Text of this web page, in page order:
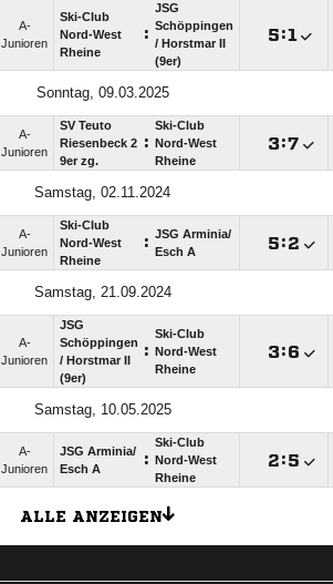
A-
Junioren
Ski-Club
Nord-West
Rheine
:
JSG
Schöppingen
/​ Horstmar II
(9er)
:
Sonntag, 09.03.2025
A-
Junioren
SV Teuto
Riesenbeck 2
9er zg.
:
Ski-Club
Nord-West
Rheine
:
Samstag, 02.11.2024
A-
Junioren
Ski-Club
Nord-West
Rheine
: JSG Arminia/​
Esch A
:
Samstag, 21.09.2024
A-
Junioren
JSG
Schöppingen
/​ Horstmar II
(9er)
:
Ski-Club
Nord-West
Rheine
:
Samstag, 10.05.2025
A-
Junioren
JSG Arminia/​
Esch A
:
Ski-Club
Nord-West
Rheine
:
ALLE ANZEIGEN